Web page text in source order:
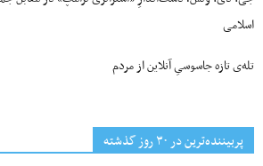
اسلامی
تله‌ی تازه جاسوسیِ آنلاین از مردم
پربیننده‌ترین‌ در ۳۰ روز گذشته